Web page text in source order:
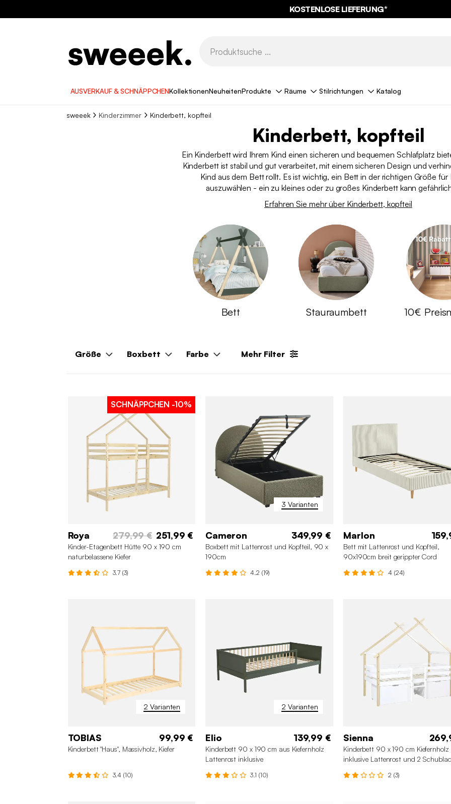
KOSTENLOSE LIEFERUNG*
AUSVERKAUF & SCHNÄPPCHENKollektionenNeuheitenProdukte Räume Stilrichtungen Katalog
sweeek Kinderzimmer Kinderbett, kopfteil
Kinderbett, kopfteil
Ein Kinderbett wird Ihrem Kind einen sicheren und bequemen Schlafplatz
Kinderbett ist stabil und gut verarbeitet, mit einem sicheren Design und
Kind aus dem Bett rollt. Es ist wichtig, ein Bett in der richtigen Größe für
auszuwählen - ein zu kleines oder zu großes Kinderbett kann
Erfahren Sie mehr über Kinderbett, kopfteil
Bett Stauraumbett 10€
Größe Boxbett Farbe Mehr Filter
SCHNÄPPCHEN -10%
Roya 279,99 € 251,99 €
Kinder-Etagenbett Hütte 90 x 190 cm
naturbelassene Kiefer
3.7 (3)
3 Varianten
Cameron 349,99 €
Boxbett mit Lattenrost und Kopfteil, 90 x
190cm
4.2 (19)
Marlon
Bett mit Lattenrost und Kopfteil,
90x190cm breit gerippter Cord
4 (24)
2 Varianten
TOBIAS 99,99 €
Kinderbett "Haus", Massivholz, Kiefer
3.4 (10)
2 Varianten
Elio 139,99 €
Kinderbett 90 x 190 cm aus Kiefernholz
Lattenrost inklusive
3.1 (10)
Sienna
Kinderbett 90 x 190 cm Kiefernholz
inklusive Lattenrost und 2
2 (3)